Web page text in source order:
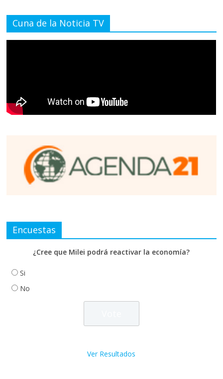
Cuna de la Noticia TV
Encuestas
¿Cree que Milei podrá reactivar la economía?
Si
No
Ver Resultados